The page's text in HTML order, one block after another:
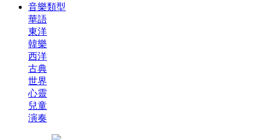
音樂類型
華語
東洋
韓樂
西洋
古典
世界
心靈
兒童
演奏